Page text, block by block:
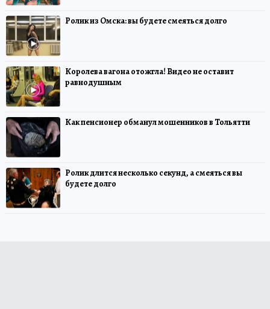
Ролик из Омска: вы будете смеяться долго
Королева вагона отожгла! Видео не оставит
равнодушным
Как пенсионер обманул мошенников в Тольятти
Ролик длится несколько секунд, а смеяться вы
будете долго